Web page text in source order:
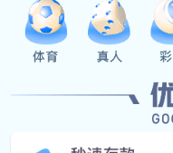
承蒙您的厚爱与信赖，
乐更有趣。-pgcf一路
日迁往新址，开启发展
诚祈阁下拨冗莅临，共
略备薄酒香茗，恭候光